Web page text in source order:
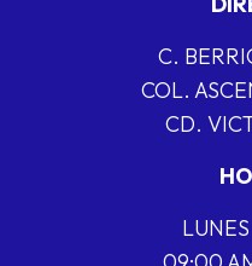
C.
COL.
CD.